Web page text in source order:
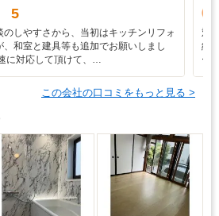
5
しやすさから、当初はキッチンリフォ
和室と建具等も追加でお願いしまし
に対応して頂けて、…
対
紙
ー
この会社の口コミをもっと見る >